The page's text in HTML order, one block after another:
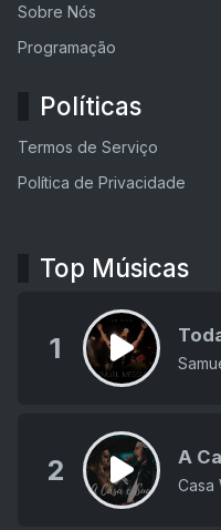
Sobre Nós
Programação
Políticas
Termos de Serviço
Política de Privacidade
Top Músicas
1
2 A
Casa